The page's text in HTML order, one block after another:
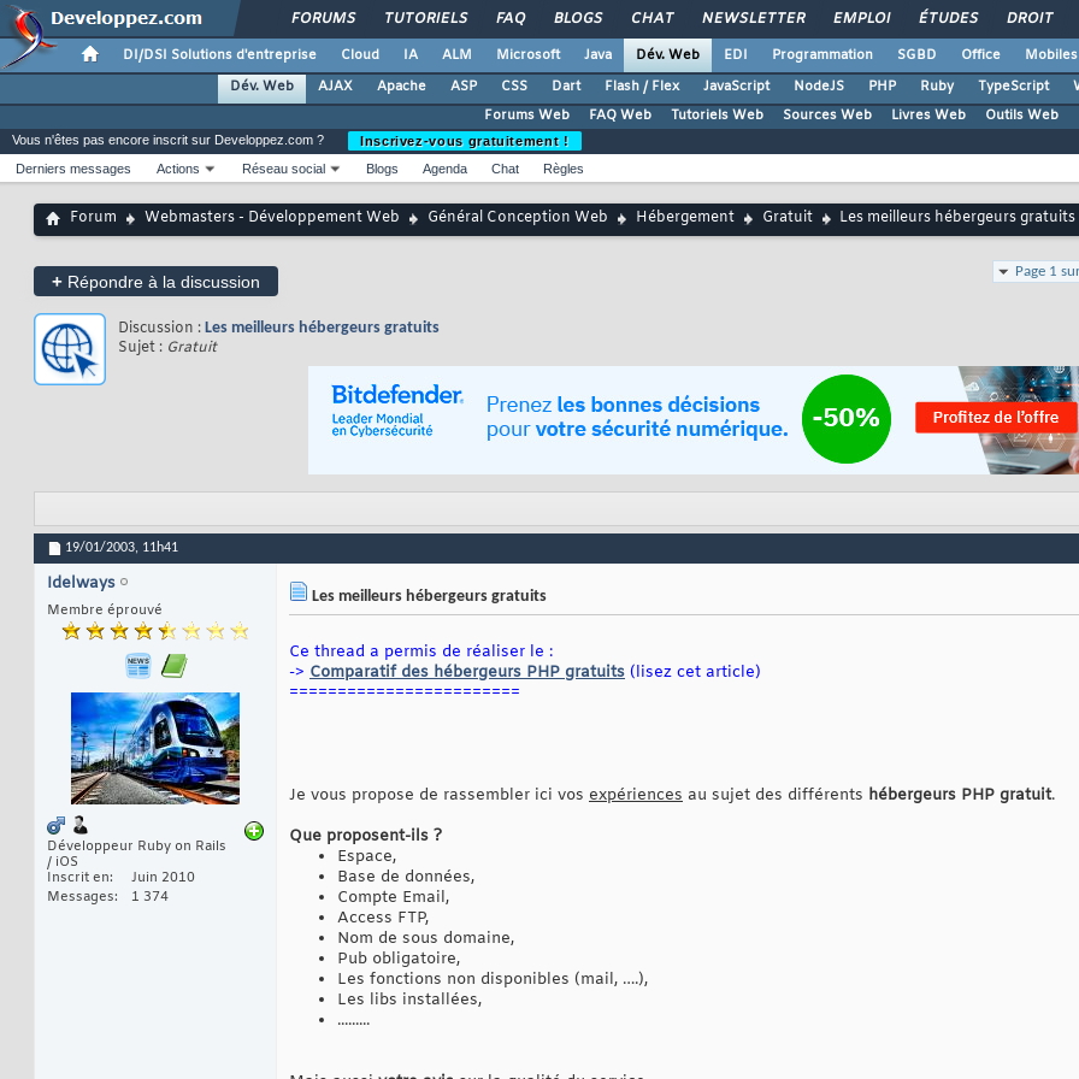
FORUMS TUTORIELS FAQ BLOGS CHAT NEWSLETTER EMPLOI ÉTUDES DROIT
DI/DSI Solutions d'entreprise Cloud IA ALM Microsoft Java Dév. Web EDI Programmation SGBD Office
Mobiles
Dév. Web
AJAX Apache ASP CSS Dart Flash / Flex JavaScript NodeJS PHP Ruby TypeScript
Forums Web
FAQ Web Tutoriels Web Sources Web Livres Web Outils Web
Vous n'êtes pas encore inscrit sur Developpez.com ?
Inscrivez-vous gratuitement !
Derniers messages
Actions Réseau social Blogs Agenda Chat Règles
Forum Webmasters - Développement Web Général Conception Web Hébergement Gratuit Les meilleurs hébergeurs gratuits
+ Répondre à la discussion
Page 1
Discussion : Les meilleurs hébergeurs gratuits
Sujet : Gratuit
19/01/2003, 11h41
Idelways
Membre éprouvé
Développeur Ruby on Rails
/ iOS
Inscrit en
Juin 2010
Messages
1 374
Les meilleurs hébergeurs gratuits
Ce thread a permis de réaliser le :
-> Comparatif des hébergeurs PHP gratuits (lisez cet article)
========================
Je vous propose de rassembler ici vos expériences au sujet des différents hébergeurs PHP gratuit.
Que proposent-ils ?
Espace,
Base de données,
Compte Email,
Access FTP,
Nom de sous domaine,
Pub obligatoire,
Les fonctions non disponibles (mail, ….),
Les libs installées,
.........